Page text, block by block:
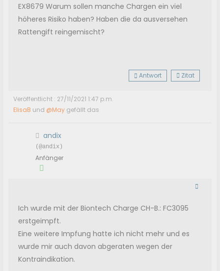
EX8679 Warum sollen manche Chargen ein viel
höheres Risiko haben? Haben die da ausversehen
Rattengift reingemischt?
Antwort Zitat
Veröffentlicht : 27/11/2021 1:47 p.m.
ElisaB und @May gefällt das
andix
(@andix)
Anfänger
Ich wurde mit der Biontech Charge CH-B.: FC3095
erstgeimpft.
Eine weitere Impfung hatte ich nicht mehr und es
wurde mir auch davon abgeraten wegen der
Kontraindikation.